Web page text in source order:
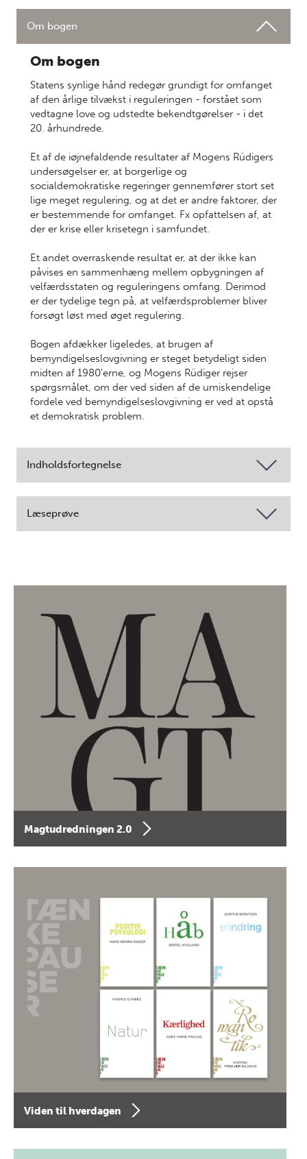
Om bogen
Om bogen
Statens synlige hånd redegør grundigt for omfanget
af den årlige tilvækst i reguleringen - forstået som
vedtagne love og udstedte bekendtgørelser - i det
20. århundrede.
Et af de iøjnefaldende resultater af Mogens Rüdigers
undersøgelser er, at borgerlige og
socialdemokratiske regeringer gennemfører stort set
lige meget regulering, og at det er andre faktorer, der
er bestemmende for omfanget. Fx opfattelsen af, at
der er krise eller krisetegn i samfundet.
Et andet overraskende resultat er, at der ikke kan
påvises en sammenhæng mellem opbygningen af
velfærdsstaten og reguleringens omfang. Derimod
er der tydelige tegn på, at velfærdsproblemer bliver
forsøgt løst med øget regulering.
Bogen afdækker ligeledes, at brugen af
bemyndigelseslovgivning er steget betydeligt siden
midten af 1980'erne, og Mogens Rüdiger rejser
spørgsmålet, om der ved siden af de umiskendelige
fordele ved bemyndigelseslovgivning er ved at opstå
et demokratisk problem.
Indholdsfortegnelse
Læseprøve
Magtudredningen 2.0
Viden til hverdagen